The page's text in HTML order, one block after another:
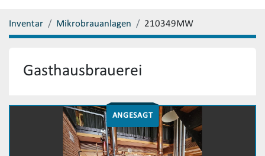
Inventar Mikrobrauanlagen 210349MW
Gasthausbrauerei
ANGESAGT